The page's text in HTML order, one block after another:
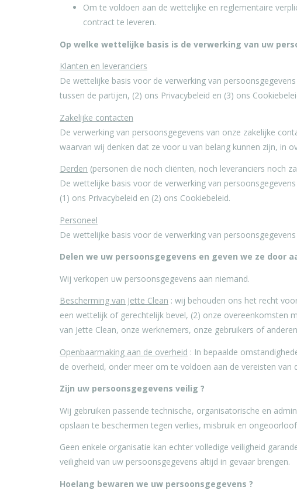
Om te voldoen aan de wettelijke en reglementaire
contract te leveren.
Op welke wettelijke basis is de verwerking van uw
Klanten en leveranciers
De wettelijke basis voor de verwerking van
tussen de partijen, (2) ons Privacybeleid en (3) ons
Zakelijke contacten
De verwerking van persoonsgegevens van onze zakelijke
waarvan wij denken dat ze voor u van belang kunnen zijn, in
Derden (personen die noch cliënten, noch leveranciers noch
De wettelijke basis voor de verwerking van
(1) ons Privacybeleid en (2) ons Cookiebeleid.
Personeel
De wettelijke basis voor de verwerking van
Delen we uw persoonsgegevens en geven we ze door
Wij verkopen uw persoonsgegevens aan niemand.
Bescherming van Jette Clean : wij behouden ons het recht
een wettelijk of gerechtelijk bevel, (2) onze overeenkomsten
van Jette Clean, onze werknemers, onze gebruikers of
Openbaarmaking aan de overheid : In bepaalde
de overheid, onder meer om te voldoen aan de vereisten van
Zijn uw persoonsgegevens veilig ?
Wij gebruiken passende technische, organisatorische en
opslaan te beschermen tegen verlies, misbruik en
Geen enkele organisatie kan echter volledige veiligheid
veiligheid van uw persoonsgegevens altijd in gevaar brengen.
Hoelang bewaren we uw persoonsgegevens ?